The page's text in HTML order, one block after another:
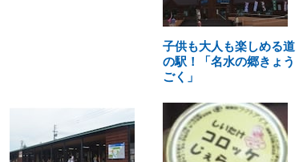
子供も大人も楽しめる道
の駅！「名水の郷きょう
ごく」